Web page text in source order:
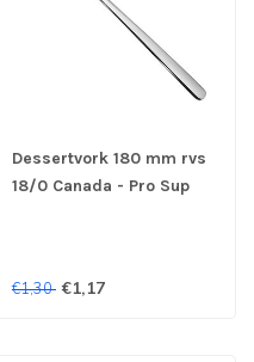
Dessertvork 180 mm rvs
18/0 Canada - Pro Sup
€1,30 €1,17